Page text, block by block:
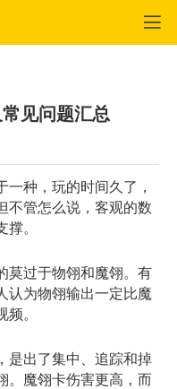
见问题汇总
种，玩的时间久了，
不管怎么说，客观的数
。
过于物翎和魔翎。有
认为物翎输出一定比魔
。
出了集中、追踪和掉
。魔翎卡伤害更高，而